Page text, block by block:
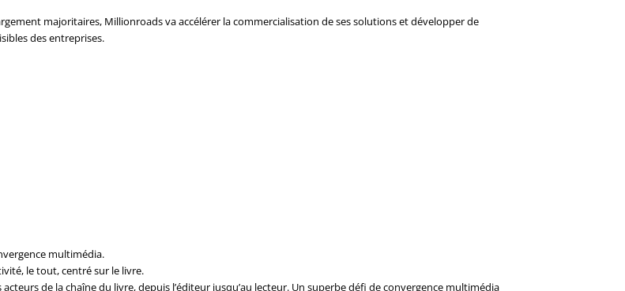
majoritaires, Millionroads va accélérer la commercialisation de ses solutions et développer de
des entreprises.
multimédia.
le tout, centré sur le livre.
de la chaîne du livre, depuis l’éditeur jusqu’au lecteur. Un superbe défi de convergence multimédia